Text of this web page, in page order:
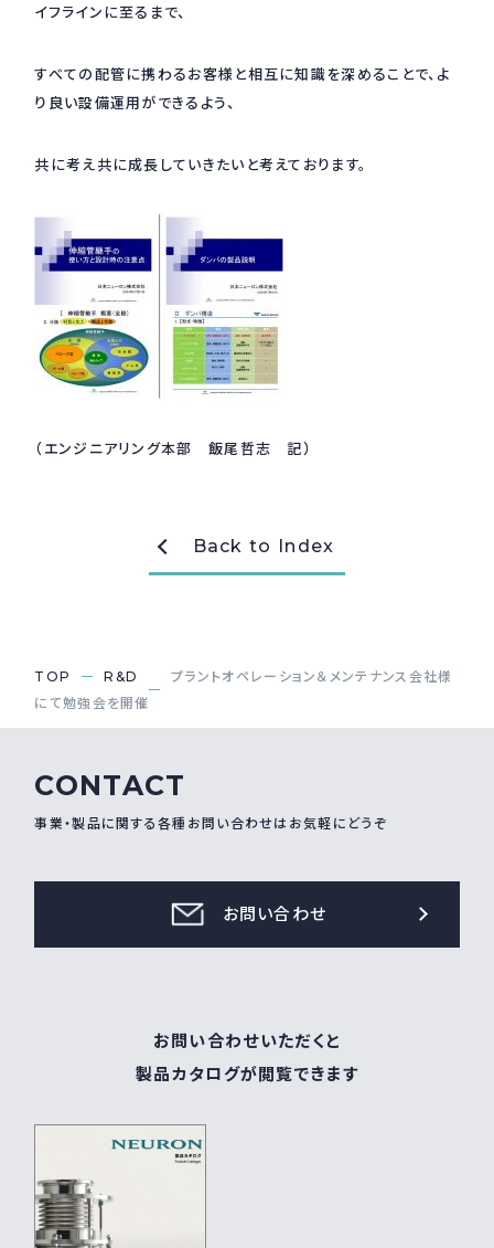
イフラインに至るまで、
すべての配管に携わるお客様と相互に知識を深めることで、よ
り良い設備運用ができるよう、
共に考え共に成長していきたいと考えております。
（エンジニアリング本部 飯尾哲志 記）
Back to Index
TOP R&D
プラントオペレーション＆メンテナンス会社様
にて勉強会を開催
CONTACT
事業・製品に関する各種お問い合わせはお気軽にどうぞ
お問い合わせ
お問い合わせいただくと
製品カタログが閲覧できます